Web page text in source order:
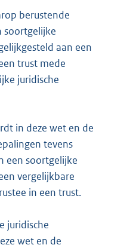
berustende
soortgelijke
aan een
trust mede
juridische
in deze wet en de
tevens
een soortgelijke
vergelijkbare
in een trust.
juridische
wet en de